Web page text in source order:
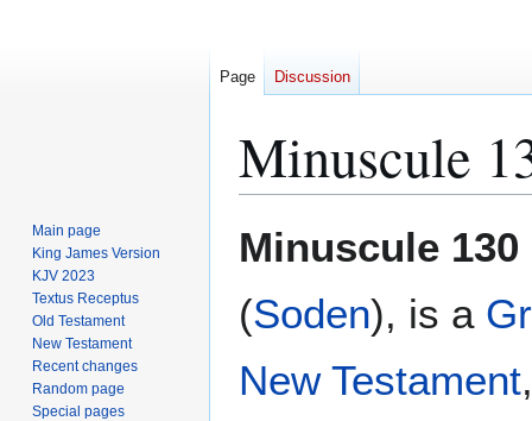
Minuscule
toto
Minuscule 130
(Soden), is a
New Testament
Page Discussion
Main page
King James Version
KJV 2023
Textus Receptus
Old Testament
New Testament
Recent changes
Random page
Special pages